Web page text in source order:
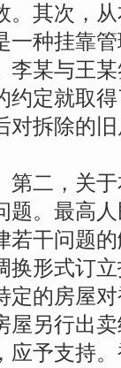
。其次，
一种挂靠
李某与王
约定就取
对拆除的
，关于
题。最高
若干问题
换形式订
定的房屋
屋另行出
应予支持